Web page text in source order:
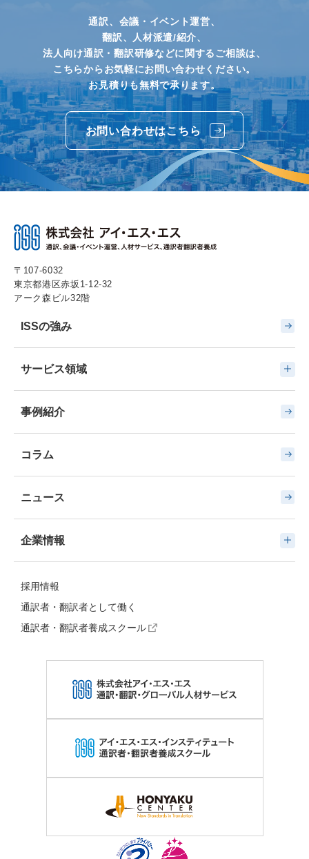
通訳、会議・イベント運営、
翻訳、人材派遣/紹介、
法人向け通訳・翻訳研修などに関するご相談は、
こちらからお気軽にお問い合わせください。
お見積りも無料で承ります。
お問い合わせはこちら
〒107-6032
東京都港区赤坂1-12-32
アーク森ビル32階
ISSの強み
サービス領域
事例紹介
コラム
ニュース
企業情報
採用情報
通訳者・翻訳者として働く
通訳者・翻訳者養成スクール